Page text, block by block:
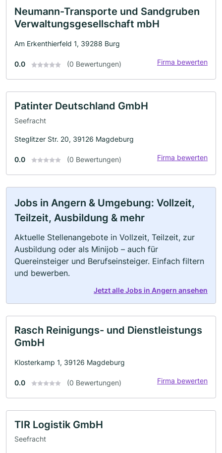
Neumann-Transporte und Sandgruben
Verwaltungsgesellschaft mbH
Am Erkenthierfeld 1, 39288 Burg
0.0 (0 Bewertungen) Firma bewerten
Patinter Deutschland GmbH
Seefracht
Steglitzer Str. 20, 39126 Magdeburg
0.0 (0 Bewertungen) Firma bewerten
Jobs in Angern & Umgebung: Vollzeit,
Teilzeit, Ausbildung & mehr
Aktuelle Stellenangebote in Vollzeit, Teilzeit, zur
Ausbildung oder als Minijob – auch für
Quereinsteiger und Berufseinsteiger. Einfach filtern
und bewerben.
Jetzt alle Jobs in Angern ansehen
Rasch Reinigungs- und Dienstleistungs
GmbH
Klosterkamp 1, 39126 Magdeburg
0.0 (0 Bewertungen) Firma bewerten
TIR Logistik GmbH
Seefracht